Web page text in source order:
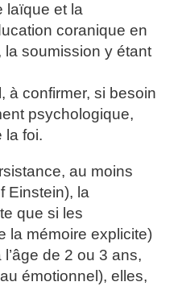
laïque et la
coranique en
soumission y étant
à confirmer, si besoin
psychologique,
la foi.
au moins
Einstein), la
que si les
la mémoire explicite)
de 2 ou 3 ans,
émotionnel), elles,